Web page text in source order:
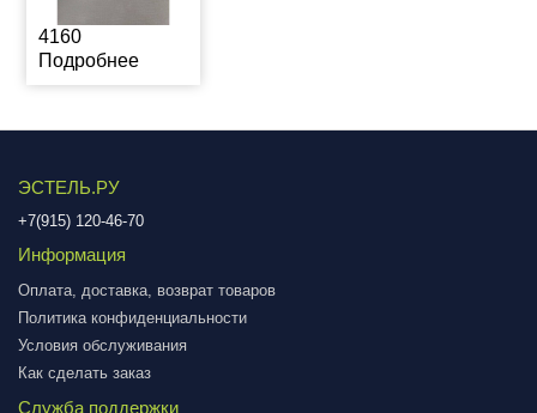
4160
Подробнее
ЭСТЕЛЬ.РУ
+7(915) 120-46-70
Информация
Оплата, доставка, возврат товаров
Политика конфиденциальности
Условия обслуживания
Как сделать заказ
Служба поддержки